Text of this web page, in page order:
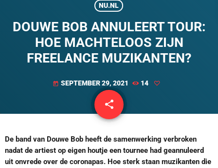
NU.NL
DOUWE BOB ANNULEERT TOUR:
HOE MACHTELOOS ZIJN
FREELANCE MUZIKANTEN?
today SEPTEMBER 29, 2021 14
share
email
De band van Douwe Bob heeft de samenwerking verbroken
nadat de artiest op eigen houtje een tournee had geannuleerd
uit onvrede over de coronapas. Hoe sterk staan muzikanten die